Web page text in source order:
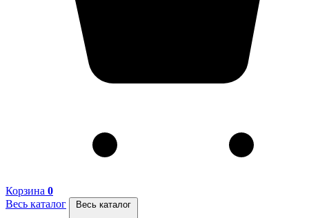
Корзина 0
Весь каталог
Весь каталог